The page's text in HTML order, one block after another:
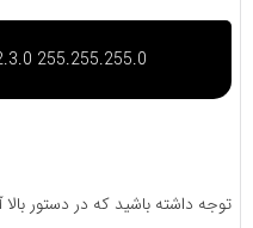
255.255.255.0